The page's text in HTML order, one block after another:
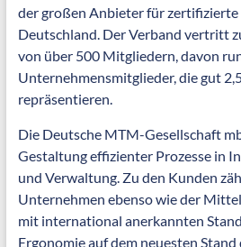
der großen Anbieter für zertifizierte
Deutschland. Der Verband vertritt
von über 500 Mitgliedern, davon
Unternehmensmitglieder, die gut
repräsentieren.
Die Deutsche MTM-Gesellschaft
Gestaltung effizienter Prozesse in
und Verwaltung. Zu den Kunden
Unternehmen ebenso wie der
mit international anerkannten
Ergonomie auf dem neuesten